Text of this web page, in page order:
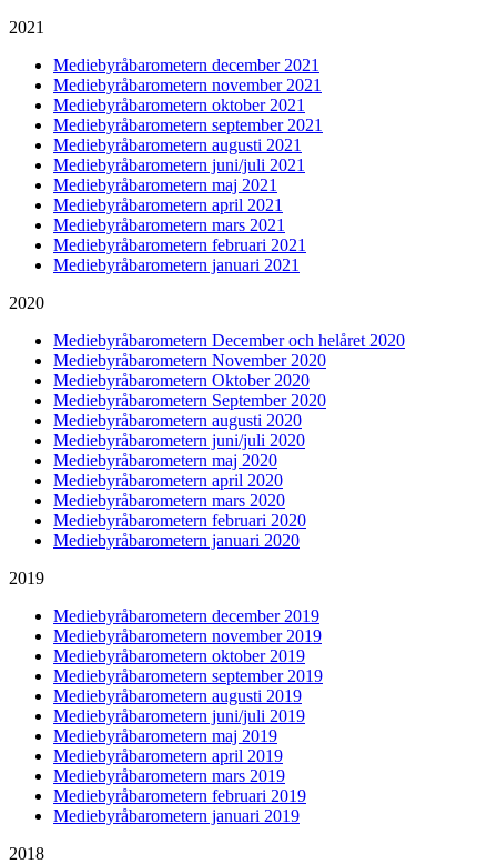
2021
Mediebyråbarometern december 2021
Mediebyråbarometern november 2021
Mediebyråbarometern oktober 2021
Mediebyråbarometern september 2021
Mediebyråbarometern augusti 2021
Mediebyråbarometern juni/juli 2021
Mediebyråbarometern maj 2021
Mediebyråbarometern april 2021
Mediebyråbarometern mars 2021
Mediebyråbarometern februari 2021
Mediebyråbarometern januari 2021
2020
Mediebyråbarometern December och helåret 2020
Mediebyråbarometern November 2020
Mediebyråbarometern Oktober 2020
Mediebyråbarometern September 2020
Mediebyråbarometern augusti 2020
Mediebyråbarometern juni/juli 2020
Mediebyråbarometern maj 2020
Mediebyråbarometern april 2020
Mediebyråbarometern mars 2020
Mediebyråbarometern februari 2020
Mediebyråbarometern januari 2020
2019
Mediebyråbarometern december 2019
Mediebyråbarometern november 2019
Mediebyråbarometern oktober 2019
Mediebyråbarometern september 2019
Mediebyråbarometern augusti 2019
Mediebyråbarometern juni/juli 2019
Mediebyråbarometern maj 2019
Mediebyråbarometern april 2019
Mediebyråbarometern mars 2019
Mediebyråbarometern februari 2019
Mediebyråbarometern januari 2019
2018